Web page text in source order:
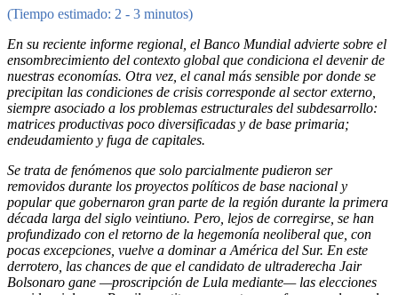
(Tiempo estimado: 2 - 3 minutos)
En su reciente informe regional, el Banco Mundial advierte sobre el
ensombrecimiento del contexto global que condiciona el devenir de
nuestras economías. Otra vez, el canal más sensible por donde se
precipitan las condiciones de crisis corresponde al sector externo,
siempre asociado a los problemas estructurales del subdesarrollo:
matrices productivas poco diversificadas y de base primaria;
endeudamiento y fuga de capitales.
Se trata de fenómenos que solo parcialmente pudieron ser
removidos durante los proyectos políticos de base nacional y
popular que gobernaron gran parte de la región durante la primera
década larga del siglo veintiuno. Pero, lejos de corregirse, se han
profundizado con el retorno de la hegemonía neoliberal que, con
pocas excepciones, vuelve a dominar a América del Sur. En este
derrotero, las chances de que el candidato de ultraderecha Jair
Bolsonaro gane —proscripción de Lula mediante— las elecciones